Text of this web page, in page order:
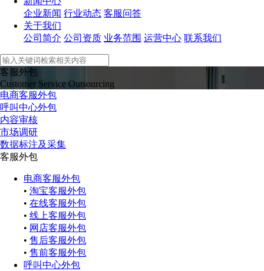
企业新闻 行业动态 客服问答
关于我们
公司简介 公司资质 业务范围 运营中心 联系我们
客服外包
Customer Service Outsourcing
电商客服外包
呼叫中心外包
内容审核
市场调研
数据标注及采集
客服外包
电商客服外包
• 淘宝客服外包
• 在线客服外包
• 线上客服外包
• 网店客服外包
• 售后客服外包
• 售前客服外包
呼叫中心外包